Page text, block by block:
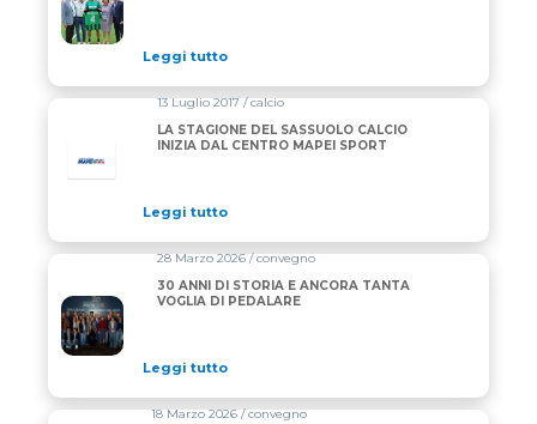
Leggi tutto
13 Luglio 2017 / calcio
LA STAGIONE DEL SASSUOLO CALCIO
INIZIA DAL CENTRO MAPEI SPORT
Leggi tutto
28 Marzo 2026 / convegno
30 ANNI DI STORIA E ANCORA TANTA
VOGLIA DI PEDALARE
Leggi tutto
18 Marzo 2026 / convegno